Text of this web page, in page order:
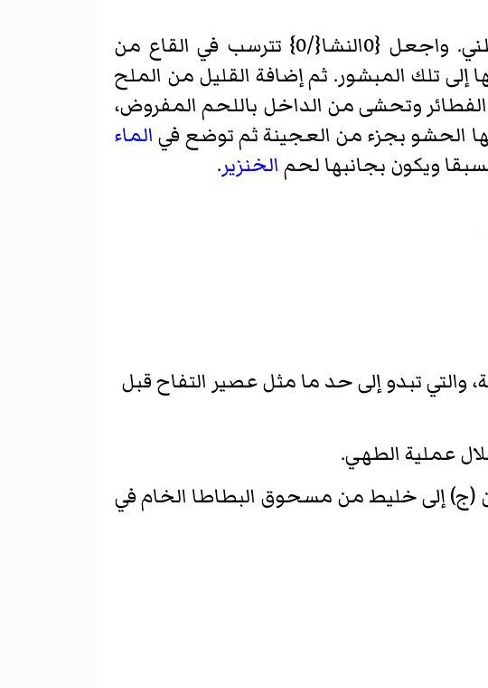
الخام، ثم ابتز السائل الفائض منها من خلال القماش القطني. واجعل {0النشا{/0} تترسب في القاع من
إلى تلك المبشور. ثم إضافة القليل من الملح
وتحشى من الداخل باللحم المفروض،
الحشو بجزء من العجينة ثم توضع في الماء
الخنزير.
تبدو إلى حد ما مثل عصير التفاح قبل
عملية الطهي.
(ج) إلى خليط من مسحوق البطاطا الخام في